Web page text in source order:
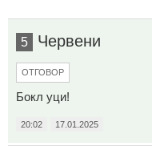
5 Червени
ОТГОВОР
Бокл уци!
20:02 17.01.2025